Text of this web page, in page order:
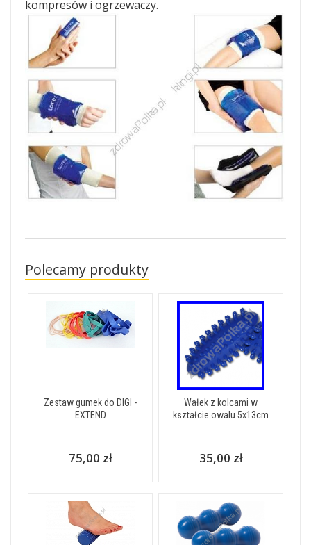
kompresów i ogrzewaczy.
Polecamy produkty
Zestaw gumek do DIGI -
EXTEND
75,00 zł
Wałek z kolcami w
kształcie owalu 5x13cm
35,00 zł